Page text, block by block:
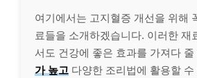
여기에서는 고지혈증 개선을 위해
료들을 소개하겠습니다. 이러한 재
서도 건강에 좋은 효과를 가져다 줄
가 높고 다양한 조리법에 활용할